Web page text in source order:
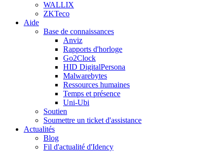
WALLIX
ZKTeco
Aide
Base de connaissances
Anviz
Rapports d'horloge
Go2Clock
HID DigitalPersona
Malwarebytes
Ressources humaines
Temps et présence
Uni-Ubi
Soutien
Soumettre un ticket d'assistance
Actualités
Blog
Fil d'actualité d'Idency